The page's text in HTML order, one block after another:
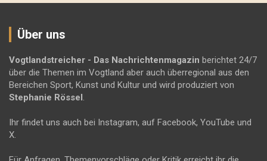
Über uns
Vogtlandstreicher - Das Nachrichtenmagazin berichtet 24/7
über die Themen im Vogtland aber auch überregional aus den
Bereichen Sport, Kunst und Kultur und wird produziert von
Stephanie Rössel.
Ihr findet uns auch bei Instagram, auf Facebook, YouTube und
X.